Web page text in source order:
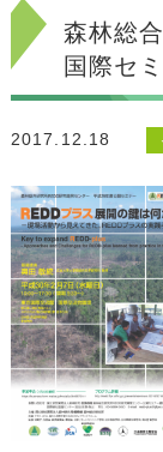
森林総
国際セ
2017.12.18